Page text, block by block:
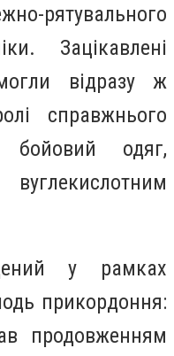
рятувального
Зацікавлені
відразу ж
справжнього
бойовий одяг,
у рамках
прикордоння:
продовженням